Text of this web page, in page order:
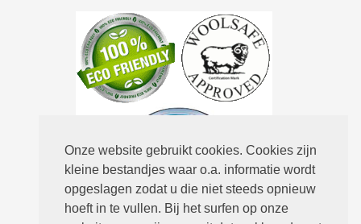
Onze website gebruikt cookies. Cookies zijn
kleine bestandjes waar o.a. informatie wordt
opgeslagen zodat u die niet steeds opnieuw
hoeft in te vullen. Bij het surfen op onze
Routebeschrijving